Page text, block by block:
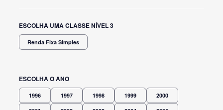
ESCOLHA UMA CLASSE NÍVEL 3
Renda Fixa Simples
ESCOLHA O ANO
1996 1997 1998 1999 2000